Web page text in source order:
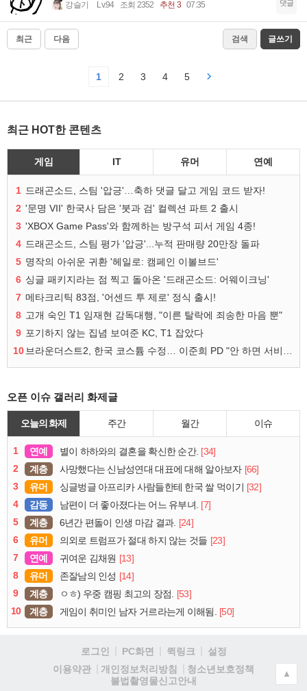
강슬기 Lv.94 조회 2352 추천 3 07:35 댓글
최근 다음 검색 글쓰기
1 2 3 4 5
최근 HOT한 콘텐츠
게임 IT 유머 연예
1 드래곤소드, 스팀 '압긍'…축하 댓글 달고 게임 코드 받자!
2 '문명 VII' 한국사 담은 '붓과 검' 컬렉션 파트 2 출시
3 'XBOX Game Pass'와 함께하는 방구석 피서 게임 4종!
4 드래곤소드, 스팀 평가 '압긍'...누적 판매량 20만장 돌파
5 명작의 아쉬운 귀환 '헤일로: 캠페인 이볼브드'
6 싱글 패키지라는 점 찍고 돌아온 '드래곤소드: 어웨이크닝'
7 메타크리틱 83점, '어센드 투 제로' 정식 출시!
8 고개 숙인 T1 임재현 감독대행, "이른 탈락에 죄송한 마음 뿐"
9 포기하지 않는 집념 보여준 KC, T1 잡았다
10
브라운더스트2, 한국 코스튬 수정… 이준희 PD "안 하면 서비스 지속 불가"
오픈 이슈 갤러리 화제글
오늘의 화제 주간 월간 이슈
1 연예 별이 하하와의 결혼을 확신한 순간. [34]
2
계층 사망했다는 신남성연대 대표에 대해 알아보자 [66]
3
유머 싱글벙글 아프리카 사람들한테 한국 쌀 먹이기 [32]
4
감동 남편이 더 좋아졌다는 어느 유부녀. [7]
5
계층 6년간 편돌이 인생 마감 결과. [24]
6
유머 의외로 트럼프가 절대 하지 않는 것들 [23]
7
연예 귀여운 김채원 [13]
8
유머 존잘남의 인성 [14]
9
계층 ㅇㅎ) 우중 캠핑 최고의 장점. [53]
10
계층 게임이 취미인 남자 거르라는게 이해됨. [50]
로그인 PC화면 퀵링크
설정
이용약관
개인정보처리방침
청소년보호정책
불법촬영물신고안내
▲